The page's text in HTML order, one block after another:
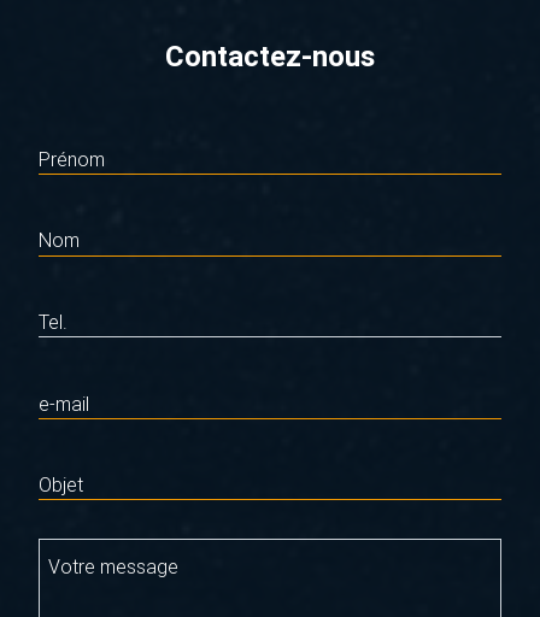
Contactez-nous
Prénom
Nom
Tel.
e-mail
Objet
Votre message